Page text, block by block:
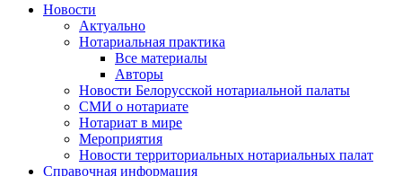
Новости
Актуально
Нотариальная практика
Все материалы
Авторы
Новости Белорусской нотариальной палаты
СМИ о нотариате
Нотариат в мире
Мероприятия
Новости территориальных нотариальных палат
Справочная информация